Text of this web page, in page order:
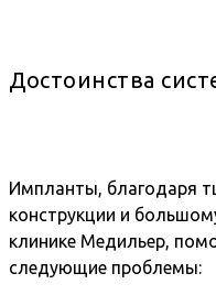
Достоинства
Импланты, благодаря
конструкции и
клинике Медильер,
следующие проблемы: